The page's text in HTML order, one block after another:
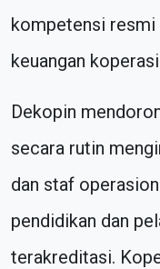
kompetensi resmi
keuangan
Dekopin
secara rutin
dan staf
pendidikan dan
terakreditasi.